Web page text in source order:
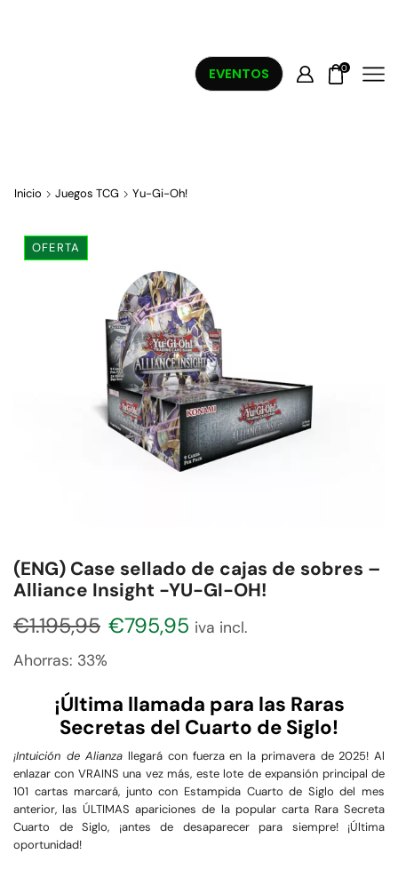
EVENTOS 0
Inicio Juegos TCG Yu-Gi-Oh!
OFERTA
(ENG) Case sellado de cajas de sobres –
Alliance Insight -YU-GI-OH!
€1.195,95 €795,95 iva incl.
Ahorras: 33%
¡Última llamada para las Raras
Secretas del Cuarto de Siglo!
¡Intuición de Alianza llegará con fuerza en la primavera de 2025! Al
enlazar con VRAINS una vez más, este lote de expansión principal de
101 cartas marcará, junto con Estampida Cuarto de Siglo del mes
anterior, las ÚLTIMAS apariciones de la popular carta Rara Secreta
Cuarto de Siglo, ¡antes de desaparecer para siempre! ¡Última
oportunidad!